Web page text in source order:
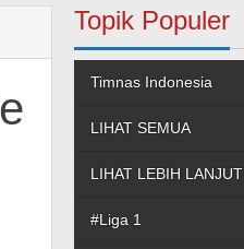
Topik Populer
Timnas Indonesia
LIHAT SEMUA
LIHAT LEBIH LANJUT
#Liga 1